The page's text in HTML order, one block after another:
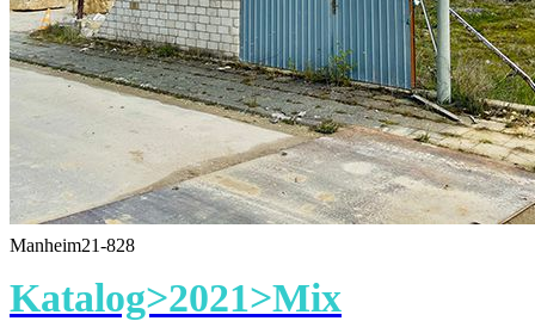
Manheim21-828
Katalog>2021>Mix